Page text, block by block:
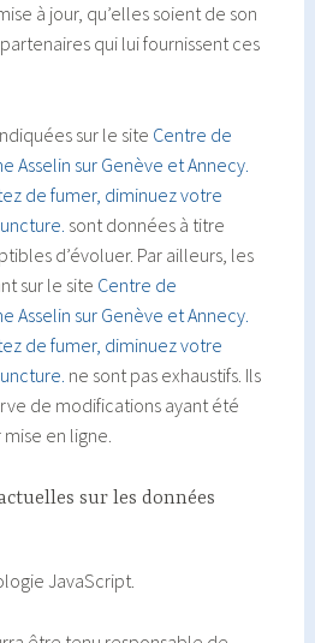
à jour, qu’elles soient de son
qui lui fournissent ces
sur le site Centre de
Asselin sur Genève et Annecy.
de fumer, diminuez votre
sont données à titre
d’évoluer. Par ailleurs, les
sur le site Centre de
Asselin sur Genève et Annecy.
de fumer, diminuez votre
ne sont pas exhaustifs. Ils
de modifications ayant été
en ligne.
sur les données
JavaScript.